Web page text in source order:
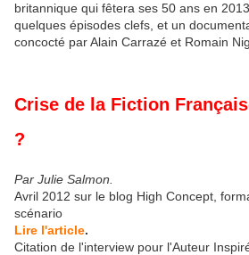
britannique qui fêtera ses 50 ans en
quelques épisodes clefs, et un
concocté par Alain Carrazé et Romain
Crise de la Fiction
?
Par Julie Salmon.
Avril 2012 sur le blog High Concept,
scénario
Lire l'article.
Citation de l'interview pour l'Auteur